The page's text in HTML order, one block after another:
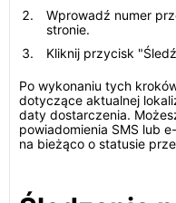
Wprowadź numer
stronie.
Kliknij przycisk
Po wykonaniu tych
dotyczące aktualnej
daty dostarczenia.
powiadomienia SMS lub
na bieżąco o statusie